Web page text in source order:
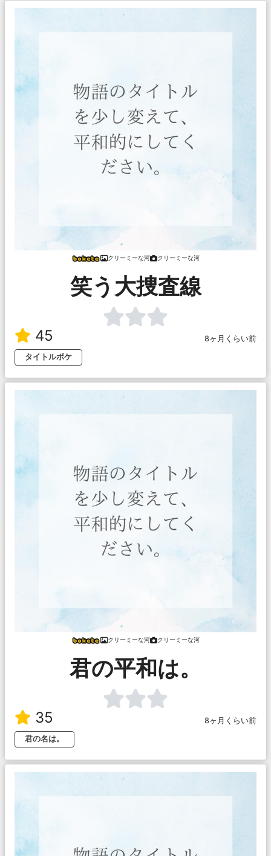
クリーミーな河 クリーミーな河
笑う大捜査線
45
8ヶ月くらい前
タイトルボケ
クリーミーな河 クリーミーな河
君の平和は。
35
8ヶ月くらい前
君の名は。